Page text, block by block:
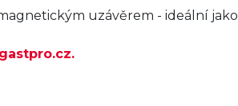
uzávěrem - ideální jako